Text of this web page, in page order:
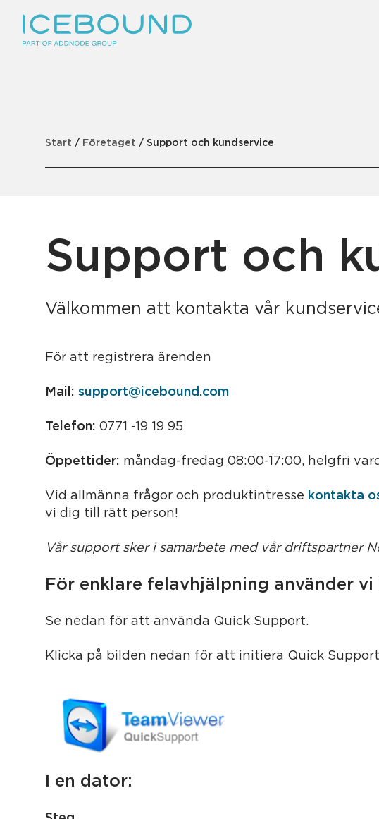
Produktsuites
Företaget
Support
Start / Företaget /Support och kundservice
Support och
Välkommen att kontakta vår
För att registrera ärenden
Mail: support@icebound.com
Telefon: 0771 -19 19 95
Öppettider: måndag-fredag 08:00-17:00, helgfri
Vid allmänna frågor och produktintresse kontakta
vi dig till rätt person!
Vår support sker i samarbete med vår driftspartner
För enklare felavhjälpning använder vi
Se nedan för att använda Quick Support.
Klicka på bilden nedan för att initiera Quick
I en dator: